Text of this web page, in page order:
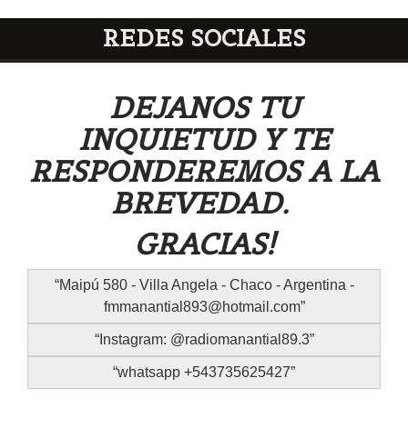
REDES SOCIALES
DEJANOS TU
INQUIETUD Y TE
RESPONDEREMOS A LA
BREVEDAD.
GRACIAS!
Maipú 580 - Villa Angela - Chaco - Argentina -
fmmanantial893@hotmail.com
Instagram: @radiomanantial89.3
whatsapp +543735625427